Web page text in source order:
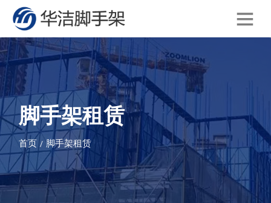
脚手架租赁
首页 / 脚手架租赁